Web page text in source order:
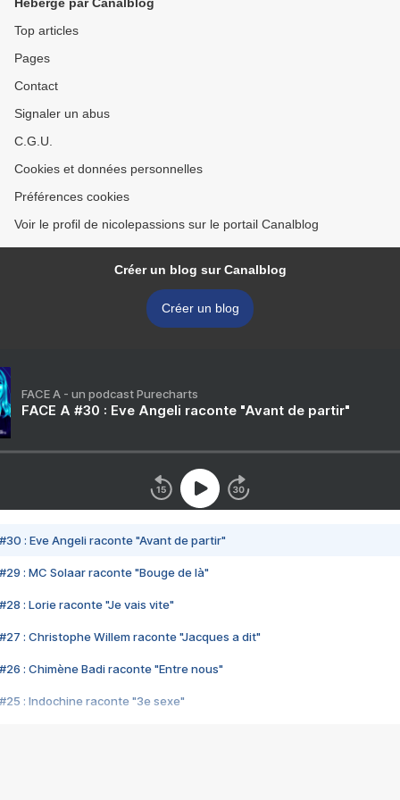
Top articles
Pages
Contact
Signaler un abus
C.G.U.
Cookies et données personnelles
Préférences cookies
Voir le profil de nicolepassions sur le portail Canalblog
Créer un blog sur Canalblog
Créer un blog
FACE A - un podcast Purecharts
FACE A #30 : Eve Angeli raconte "Avant de partir"
#30 : Eve Angeli raconte "Avant de partir"
#29 : MC Solaar raconte "Bouge de là"
#28 : Lorie raconte "Je vais vite"
#27 : Christophe Willem raconte "Jacques a dit"
#26 : Chimène Badi raconte "Entre nous"
#25 : Indochine raconte "3e sexe"